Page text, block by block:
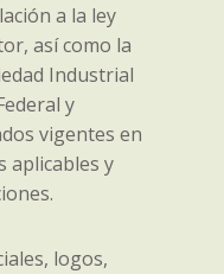
a la ley
así como la
Industrial
y
vigentes en
aplicables y
logos,